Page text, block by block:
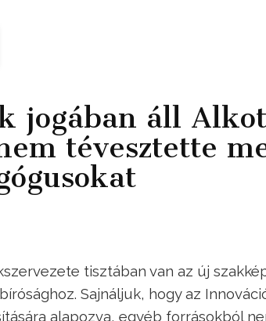
jogában áll
tévesztette
tisztában van az új
Sajnáljuk, hogy az
alapozva, egyéb forrásokból